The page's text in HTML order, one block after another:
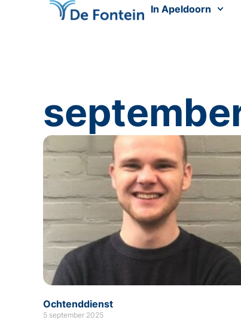
In Apeldoorn
Ochtenddienst
5 september 2025